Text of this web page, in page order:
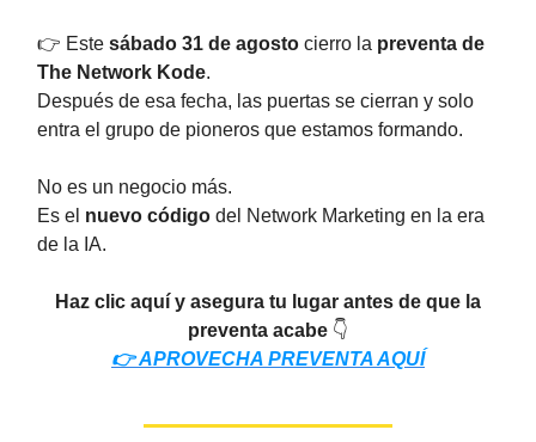
👉 Este sábado 31 de agosto cierro la preventa de
The Network Kode.
Después de esa fecha, las puertas se cierran y solo
entra el grupo de pioneros que estamos formando.
No es un negocio más.
Es el nuevo código del Network Marketing en la era
de la IA.
Haz clic aquí y asegura tu lugar antes de que la
preventa acabe 👇
👉 APROVECHA PREVENTA AQUÍ